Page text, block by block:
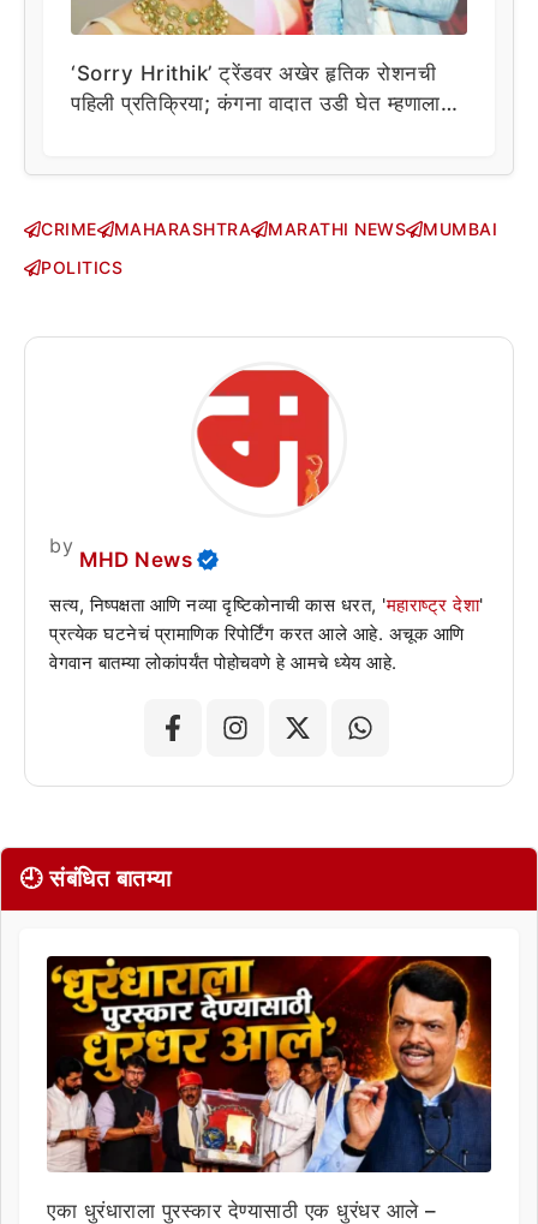
‘Sorry Hrithik’ ट्रेंडवर अखेर हृतिक रोशनची
पहिली प्रतिक्रिया; कंगना वादात उडी घेत म्हणाला…
CRIME MAHARASHTRA MARATHI NEWS
MUMBAI
POLITICS
by
MHD News
सत्य, निष्पक्षता आणि नव्या दृष्टिकोनाची कास धरत, 'महाराष्ट्र देशा'
प्रत्येक घटनेचं प्रामाणिक रिपोर्टिंग करत आले आहे. अचूक आणि
वेगवान बातम्या लोकांपर्यंत पोहोचवणे हे आमचे ध्येय आहे.
🕘 संबंधित बातम्या
एका धुरंधाराला पुरस्कार देण्यासाठी एक धुरंधर आले –